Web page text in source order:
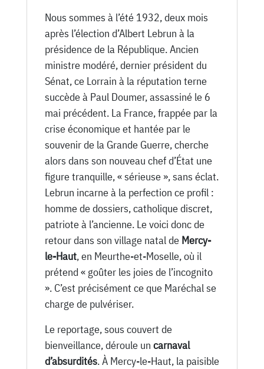
Nous sommes à l’été 1932, deux mois
après l’élection d’Albert Lebrun à la
présidence de la République. Ancien
ministre modéré, dernier président du
Sénat, ce Lorrain à la réputation terne
succède à Paul Doumer, assassiné le 6
mai précédent. La France, frappée par la
crise économique et hantée par le
souvenir de la Grande Guerre, cherche
alors dans son nouveau chef d’État une
figure tranquille, « sérieuse », sans éclat.
Lebrun incarne à la perfection ce profil :
homme de dossiers, catholique discret,
patriote à l’ancienne. Le voici donc de
retour dans son village natal de Mercy-
le-Haut, en Meurthe-et-Moselle, où il
prétend « goûter les joies de l’incognito
». C’est précisément ce que Maréchal se
charge de pulvériser.
Le reportage, sous couvert de
bienveillance, déroule un carnaval
d’absurdités. À Mercy-le-Haut, la paisible